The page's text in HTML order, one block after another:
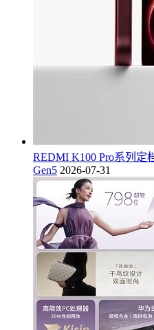
REDMI K100 Pro系列定
Gen5 2026-07-31